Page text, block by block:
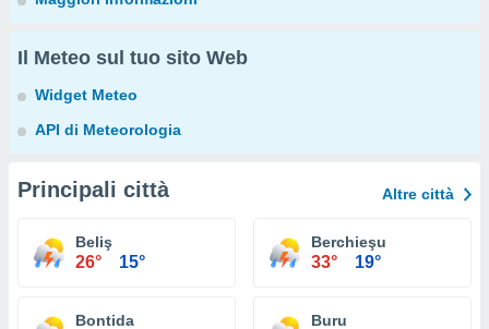
Il Meteo sul tuo sito Web
Widget Meteo
API di Meteorologia
Principali città Altre città
Beliş
26° 15°
Berchieşu
33° 19°
Bontida Buru